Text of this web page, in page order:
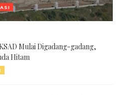
Mulai Digadang-gadang,
Hitam